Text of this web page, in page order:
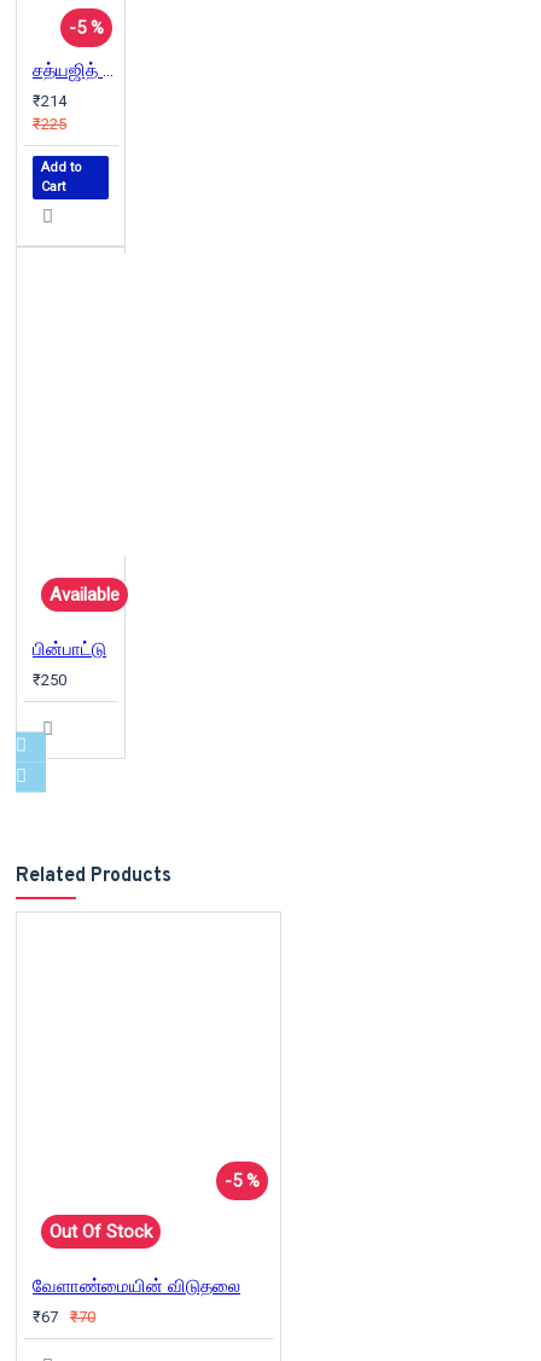
-5 %
சத்யஜித் ரே: திரைமொழியும் கதைக்களமும்
₹214
₹225
Add to
Cart
Available
பின்பாட்டு
₹250
Related Products
-5 %
Out Of Stock
வேளாண்மையின் விடுதலை
₹67 ₹70